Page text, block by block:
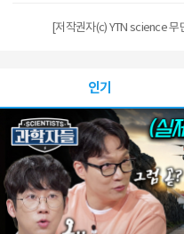
[저작권자(c) YTN science 무
인기